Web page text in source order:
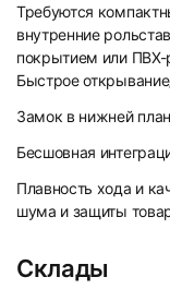
Требуются
внутренние
покрытием или ПВХ-
Быстрое
Замок в нижней
Бесшовная
Плавность хода и
шума и защиты
Склады